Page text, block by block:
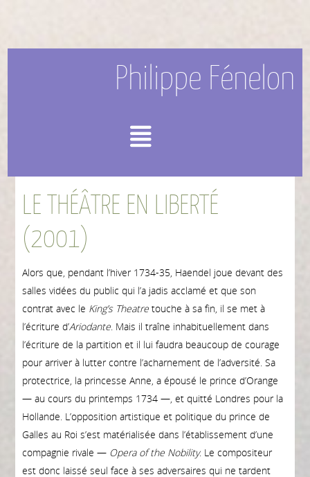
Philippe Fénelon
LE THÉÂTRE EN LIBERTÉ
(2001)
Alors que, pendant l’hiver 1734-35, Haendel joue devant des
salles vidées du public qui l’a jadis acclamé et que son
contrat avec le King’s Theatretouche à sa fin, il se met à
l’écriture d’Ariodante. Mais il traîne inhabituellement dans
l’écriture de la partition et il lui faudra beaucoup de courage
pour arriver à lutter contre l’acharnement de l’adversité. Sa
protectrice, la princesse Anne, a épousé le prince d’Orange
— au cours du printemps 1734 —, et quitté Londres pour la
Hollande. L’opposition artistique et politique du prince de
Galles au Roi s’est matérialisée dans l’établissement d’une
compagnie rivale — Opera of the Nobility. Le compositeur
est donc laissé seul face à ses adversaires qui ne tardent